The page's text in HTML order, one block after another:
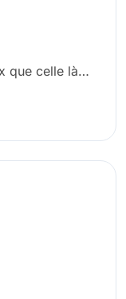
que celle là…